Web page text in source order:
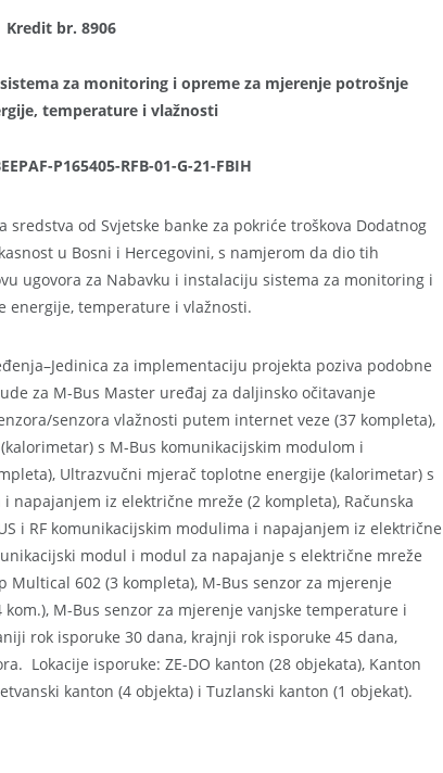
Kredit br. 8906
za monitoring i opreme za mjerenje potrošnje
temperature i vlažnosti
P165405-RFB-01-G-21-FBIH
sredstva od Svjetske banke za pokriće troškova Dodatnog
u Bosni i Hercegovini, s namjerom da dio tih
ugovora za Nabavku i instalaciju sistema za monitoring i
energije, temperature i vlažnosti.
za implementaciju projekta poziva podobne
za M-Bus Master uređaj za daljinsko očitavanje
senzora vlažnosti putem internet veze (37 kompleta),
s M-Bus komunikacijskim modulom i
Ultrazvučni mjerač toplotne energije (kalorimetar) s
napajanjem iz električne mreže (2 kompleta), Računska
i RF komunikacijskim modulima i napajanjem iz električne
modul i modul za napajanje s električne mreže
602 (3 kompleta), M-Bus senzor za mjerenje
M-Bus senzor za mjerenje vanjske temperature i
rok isporuke 30 dana, krajnji rok isporuke 45 dana,
Lokacije isporuke: ZE-DO kanton (28 objekata), Kanton
kanton (4 objekta) i Tuzlanski kanton (1 objekat).